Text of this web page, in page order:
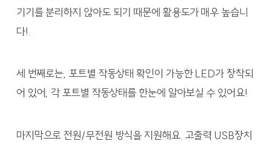
기기를 분리하지 않아도 되기 때문에 활용도가 매우 높습니
다!.
세 번째로는, 포트별 작동상태 확인이 가능한 LED가 장착되
어 있어, 각 포트별 작동상태를 한눈에 알아보실 수 있어요!
마지막으로 전원/무전원 방식을 지원해요. 고출력 USB장치